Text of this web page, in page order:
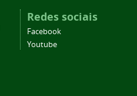
Redes sociais
Facebook
Youtube